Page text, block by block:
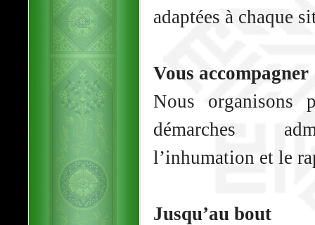
adaptées à chaque
Vous accompagner
Nous organisons
démarches
l’inhumation et le
Jusqu’au bout